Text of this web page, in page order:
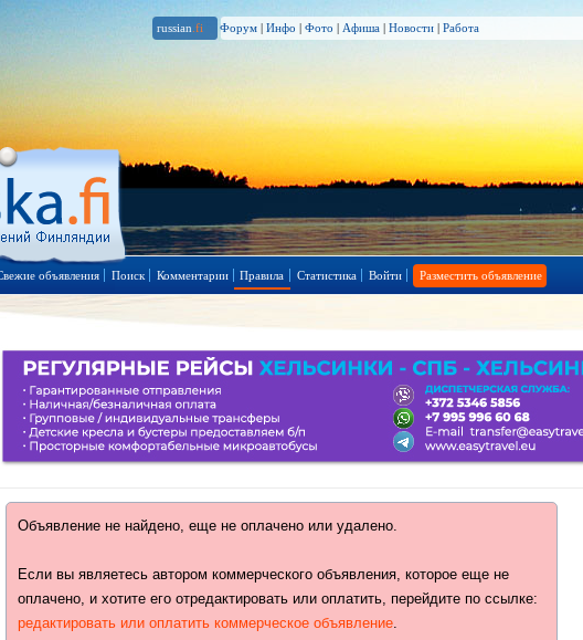
russian .fi Форум | Инфо | Фото | Афиша | Новости | Работа
объявления Поиск Комментарии Правила Статистика Войти Разместить объявление
Объявление не найдено, еще не оплачено или удалено.
Если вы являетесь автором коммерческого объявления, которое еще не
оплачено, и хотите его отредактировать или оплатить, перейдите по ссылке:
редактировать или оплатить коммерческое объявление.